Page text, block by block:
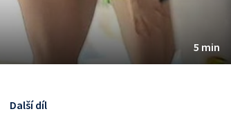
5 min
Další díl